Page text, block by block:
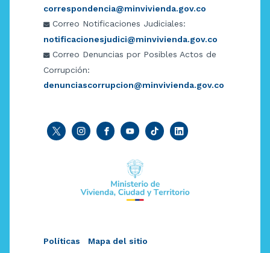
correspondencia@minvivienda.gov.co
Correo Notificaciones Judiciales:
notificacionesjudici@minvivienda.gov.co
Correo Denuncias por Posibles Actos de
Corrupción:
denunciascorrupcion@minvivienda.gov.co
Políticas Mapa del sitio